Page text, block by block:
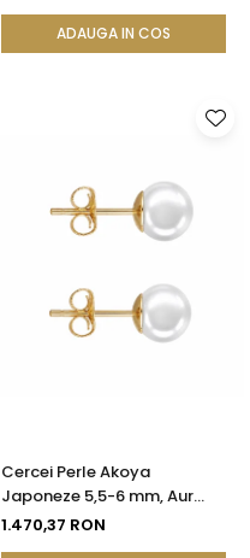
ADAUGA IN COS
Cercei Perle Akoya
Japoneze 5,5-6 mm, Aur
Galben 14K, Tip Șurub -
1.470,37 RON